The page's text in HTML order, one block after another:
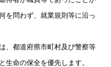
を問わず、就業規則等に沿っ
都道府県市町村及び警察等
生命の保全を優先します。